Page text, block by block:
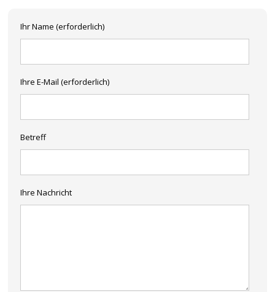
Ihr Name (erforderlich)
Ihre E-Mail (erforderlich)
Betreff
Ihre Nachricht